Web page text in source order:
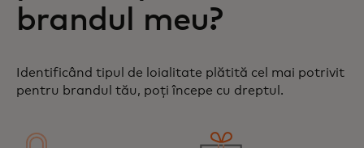
brandul meu?
Identificând tipul de loialitate plătită cel mai potrivit
pentru brandul tău, poți începe cu dreptul.